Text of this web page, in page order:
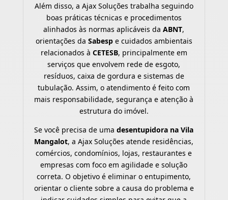
Além disso, a Ajax Soluções trabalha seguindo
boas práticas técnicas e procedimentos
alinhados às normas aplicáveis daABNT,
orientações da Sabespe cuidados ambientais
relacionados à CETESB, principalmente em
serviços que envolvem rede de esgoto,
resíduos, caixa de gordura e sistemas de
tubulação. Assim, o atendimento é feito com
mais responsabilidade, segurança e atenção à
estrutura do imóvel.
Se você precisa de umadesentupidora na Vila
Mangalot, a Ajax Soluções atende residências,
comércios, condomínios, lojas, restaurantes e
empresas com foco em agilidade e solução
correta. O objetivo é eliminar o entupimento,
orientar o cliente sobre a causa do problema e